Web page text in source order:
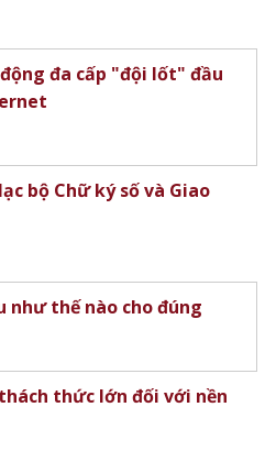
đa cấp "đội lốt" đầu
bộ Chữ ký số và Giao
như thế nào cho đúng
thức lớn đối với nền